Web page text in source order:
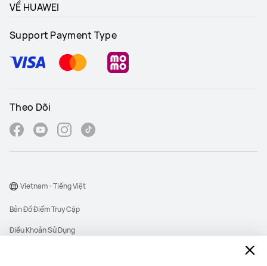
VỀ HUAWEI
Support Payment Type
Theo Dõi
Bản Đồ Điểm Truy Cập
Điều Khoản Sử Dụng
Vietnam - Tiếng Việt